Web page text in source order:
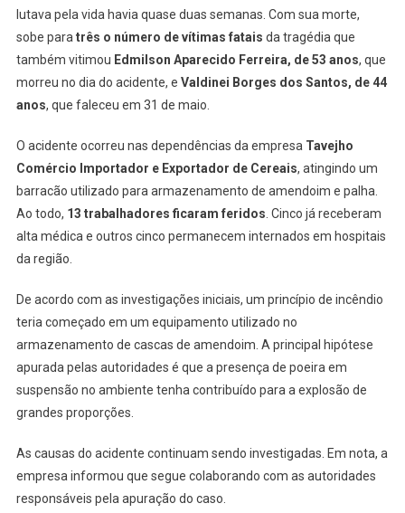
lutava pela vida havia quase duas semanas. Com sua morte,
sobe para três o número de vítimas fatais da tragédia que
também vitimou Edmilson Aparecido Ferreira, de 53 anos, que
morreu no dia do acidente, e Valdinei Borges dos Santos, de 44
anos, que faleceu em 31 de maio.
O acidente ocorreu nas dependências da empresa Tavejho
Comércio Importador e Exportador de Cereais, atingindo um
barracão utilizado para armazenamento de amendoim e palha.
Ao todo, 13 trabalhadores ficaram feridos . Cinco já receberam
alta médica e outros cinco permanecem internados em hospitais
da região.
De acordo com as investigações iniciais, um princípio de incêndio
teria começado em um equipamento utilizado no
armazenamento de cascas de amendoim. A principal hipótese
apurada pelas autoridades é que a presença de poeira em
suspensão no ambiente tenha contribuído para a explosão de
grandes proporções.
As causas do acidente continuam sendo investigadas. Em nota, a
empresa informou que segue colaborando com as autoridades
responsáveis pela apuração do caso.